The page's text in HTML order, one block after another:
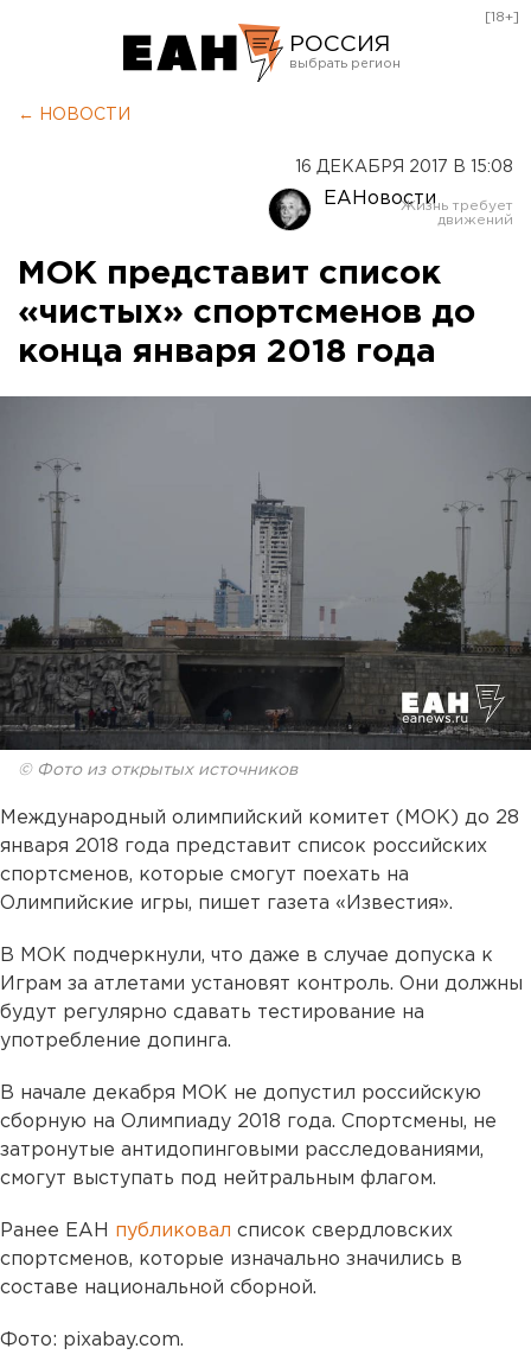
РОССИЯ
Оренбург
[18+]
← НОВОСТИ
16 ДЕКАБРЯ 2017 В 15:08
ЕАНовости
МОК представит список
«чистых» спортсменов до
конца января 2018 года
© Фото из открытых источников
Международный олимпийский комитет (МОК) до 28
января 2018 года представит список российских
спортсменов, которые смогут поехать на
Олимпийские игры, пишет газета «Известия».
В МОК подчеркнули, что даже в случае допуска к
Играм за атлетами установят контроль. Они должны
будут регулярно сдавать тестирование на
употребление допинга.
В начале декабря МОК не допустил российскую
сборную на Олимпиаду 2018 года. Спортсмены, не
затронутые антидопинговыми расследованиями,
смогут выступать под нейтральным флагом.
Ранее ЕАН публиковал список свердловских
спортсменов, которые изначально значились в
составе национальной сборной.
Фото: pixabay.com.